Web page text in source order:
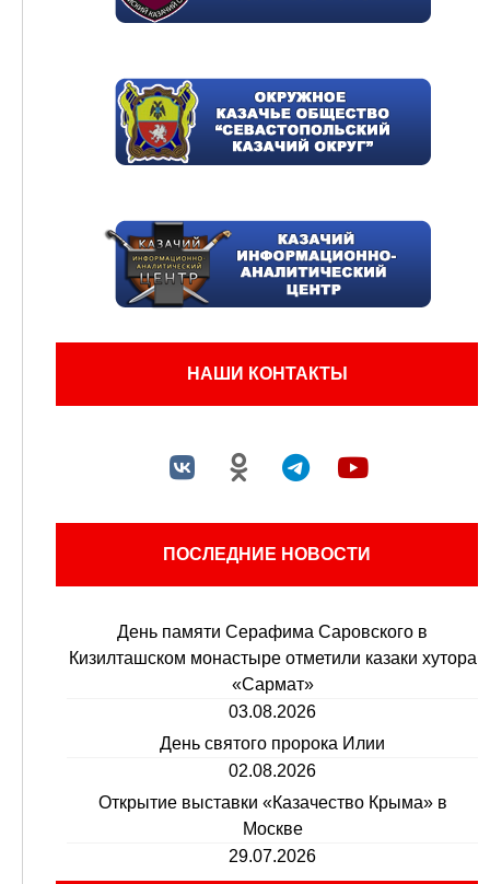
НАШИ КОНТАКТЫ
ПОСЛЕДНИЕ НОВОСТИ
День памяти Серафима Саровского в
Кизилташском монастыре отметили казаки хутора
«Сармат»
03.08.2026
День святого пророка Илии
02.08.2026
Открытие выставки «Казачество Крыма» в
Москве
29.07.2026